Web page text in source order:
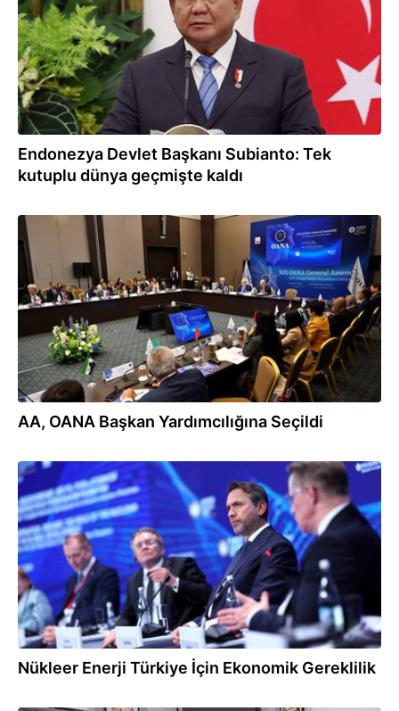
Endonezya Devlet Başkanı Subianto: Tek
kutuplu dünya geçmişte kaldı
20.06.2025
AA, OANA Başkan Yardımcılığına Seçildi
20.06.2025
Nükleer Enerji Türkiye İçin Ekonomik Gereklilik